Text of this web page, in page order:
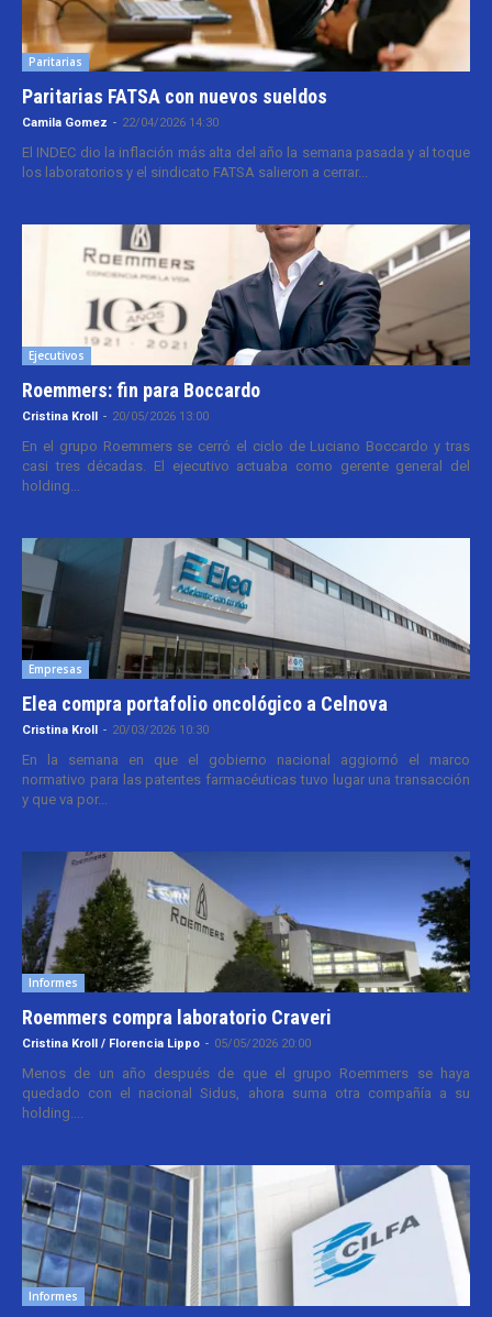
Paritarias
Paritarias FATSA con nuevos sueldos
Camila Gomez - 22/04/2026 14:30
El INDEC dio la inflación más alta del año la semana pasada y al toque
los laboratorios y el sindicato FATSA salieron a cerrar...
Ejecutivos
Roemmers: fin para Boccardo
Cristina Kroll - 20/05/2026 13:00
En el grupo Roemmers se cerró el ciclo de Luciano Boccardo y tras
casi tres décadas. El ejecutivo actuaba como gerente general del
holding...
Empresas
Elea compra portafolio oncológico a Celnova
Cristina Kroll - 20/03/2026 10:30
En la semana en que el gobierno nacional aggiornó el marco
normativo para las patentes farmacéuticas tuvo lugar una transacción
y que va por...
Informes
Roemmers compra laboratorio Craveri
Cristina Kroll / Florencia Lippo - 05/05/2026 20:00
Menos de un año después de que el grupo Roemmers se haya
quedado con el nacional Sidus, ahora suma otra compañía a su
holding....
Informes